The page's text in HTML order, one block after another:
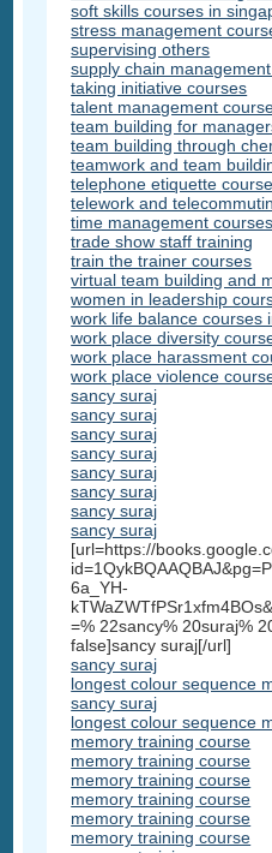
soft skills courses in
stress management
supervising others
supply chain
taking initiative courses
talent management
team building for
team building through
teamwork and team
telephone etiquette
telework and
time management
trade show staff training
train the trainer courses
virtual team building and
women in leadership
work life balance courses
work place diversity
work place harassment
work place violence
sancy suraj
sancy suraj
sancy suraj
sancy suraj
sancy suraj
sancy suraj
sancy suraj
sancy suraj
[url=https://
6a_YH-
=% 22sancy% 20suraj%
false]sancy suraj[/url]
sancy suraj
longest colour sequence
sancy suraj
longest colour sequence
memory training course
memory training course
memory training course
memory training course
memory training course
memory training course